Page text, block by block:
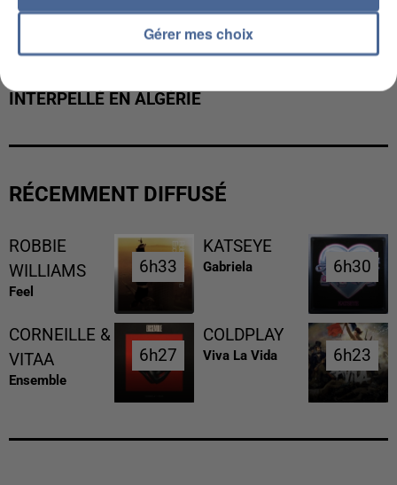
INTERPELLÉ EN ALGÉRIE
RÉCEMMENT DIFFUSÉ
ROBBIE
WILLIAMS
Feel
6h33
6h33
KATSEYE
Gabriela 6h30
6h30
CORNEILLE &
VITAA
Ensemble
6h27
6h27
COLDPLAY
Viva La Vida 6h23
6h23
Gérer mes choix